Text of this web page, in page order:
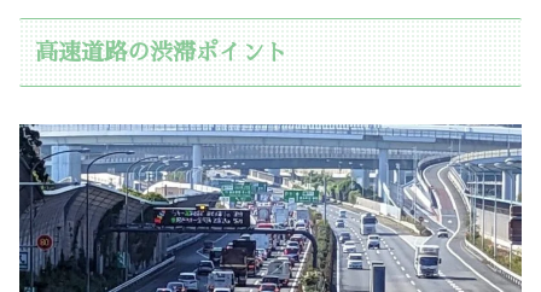
高速道路の渋滞ポイント